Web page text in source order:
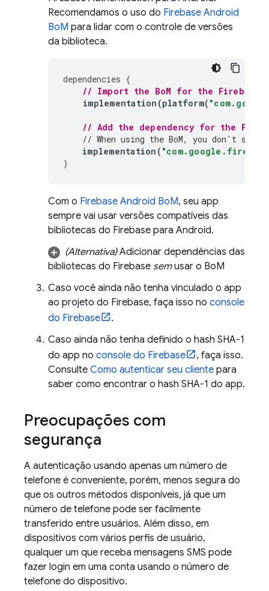
Recomendamos o uso do Firebase Android
BoM para lidar com o controle de versões
da biblioteca.
dependencies {
// Import the BoM for the Firebase
implementation (platform(
// Add the dependency for the
// When using the BoM, you don't
implementation (
}
Com o Firebase Android BoM, seu app
sempre vai usar versões compatíveis das
bibliotecas do Firebase para Android.
(Alternativa)Adicionar dependências das
bibliotecas do Firebase semusar o BoM
Caso você ainda não tenha vinculado o app
ao projeto do Firebase, faça isso no console
do Firebase
.
Caso ainda não tenha definido o hash SHA-1
do app no console do Firebase
, faça isso.
Consulte Como autenticar seu cliente para
saber como encontrar o hash SHA-1 do app.
Preocupações com
segurança
A autenticação usando apenas um número de
telefone é conveniente, porém, menos segura do
que os outros métodos disponíveis, já que um
número de telefone pode ser facilmente
transferido entre usuários. Além disso, em
dispositivos com vários perfis de usuário,
qualquer um que receba mensagens SMS pode
fazer login em uma conta usando o número de
telefone do dispositivo.